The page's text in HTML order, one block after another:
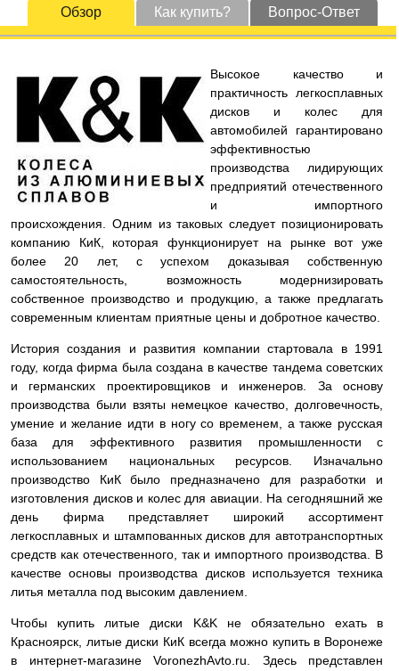
Обзор Как купить? Вопрос-Ответ
Высокое качество и
практичность легкосплавных
дисков и колес для
автомобилей гарантировано
эффективностью
производства лидирующих
предприятий отечественного
и импортного
происхождения. Одним из таковых следует позиционировать
компанию КиК, которая функционирует на рынке вот уже
более 20 лет, с успехом доказывая собственную
самостоятельность, возможность модернизировать
собственное производство и продукцию, а также предлагать
современным клиентам приятные цены и добротное качество.
История создания и развития компании стартовала в 1991
году, когда фирма была создана в качестве тандема советских
и германских проектировщиков и инженеров. За основу
производства были взяты немецкое качество, долговечность,
умение и желание идти в ногу со временем, а также русская
база для эффективного развития промышленности с
использованием национальных ресурсов. Изначально
производство КиК было предназначено для разработки и
изготовления дисков и колес для авиации. На сегодняшний же
день фирма представляет широкий ассортимент
легкосплавных и штампованных дисков для автотранспортных
средств как отечественного, так и импортного производства. В
качестве основы производства дисков используется техника
литья металла под высоким давлением.
Чтобы купить литые диски K&K не обязательно ехать в
Красноярск, литые диски КиК всегда можно купить в Воронеже
в интернет-магазине VoronezhAvto.ru. Здесь представлен